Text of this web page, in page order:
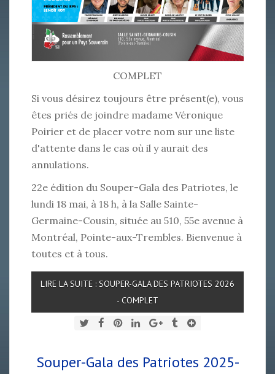
COMPLET
Si vous désirez toujours être présent(e), vous
êtes priés de joindre madame Véronique
Poirier et de placer votre nom sur une liste
d'attente dans le cas où il y aurait des
annulations.
22e édition du Souper-Gala des Patriotes, le
lundi 18 mai, à 18 h, à la Salle Sainte-
Germaine-Cousin, située au 510, 55e avenue à
Montréal, Pointe-aux-Trembles. Bienvenue à
toutes et à tous.
LIRE LA SUITE : SOUPER-GALA DES PATRIOTES 2026
- COMPLET
Souper-Gala des Patriotes 2025-